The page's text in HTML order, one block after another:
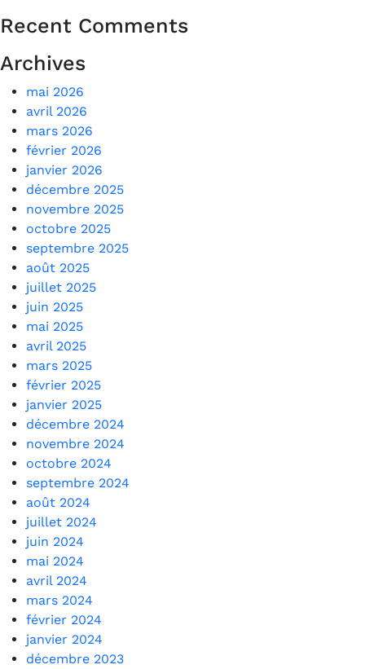
Recent Comments
Archives
mai 2026
avril 2026
mars 2026
février 2026
janvier 2026
décembre 2025
novembre 2025
octobre 2025
septembre 2025
août 2025
juillet 2025
juin 2025
mai 2025
avril 2025
mars 2025
février 2025
janvier 2025
décembre 2024
novembre 2024
octobre 2024
septembre 2024
août 2024
juillet 2024
juin 2024
mai 2024
avril 2024
mars 2024
février 2024
janvier 2024
décembre 2023